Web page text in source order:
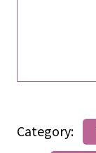
Category: